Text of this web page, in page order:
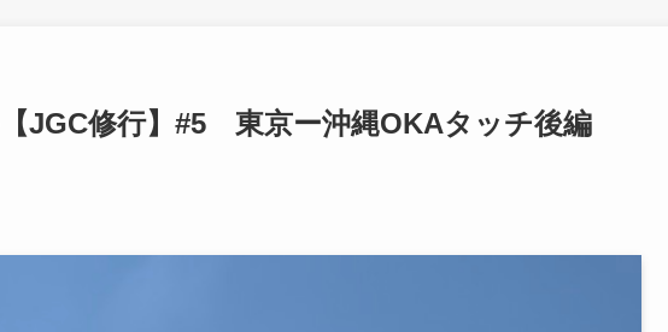
【JGC修行】#5 東京ー沖縄OKAタッチ後編